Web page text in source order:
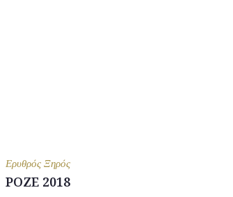
Ερυθρός Ξηρός
ΡΟΖΕ 2018